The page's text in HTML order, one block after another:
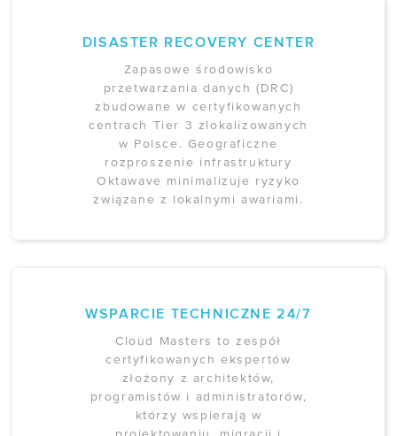
DISASTER RECOVERY CENTER
Zapasowe środowisko
przetwarzania danych (DRC)
zbudowane w certyfikowanych
centrach Tier 3 zlokalizowanych
w Polsce. Geograficzne
rozproszenie infrastruktury
Oktawave minimalizuje ryzyko
związane z lokalnymi awariami.
WSPARCIE TECHNICZNE 24/7
Cloud Masters to zespół
certyfikowanych ekspertów
złożony z architektów,
programistów i administratorów,
którzy wspierają w